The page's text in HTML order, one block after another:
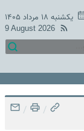
یکشنبه ۱۸ مرداد ۱۴۰۵
9 August 2026
/
/